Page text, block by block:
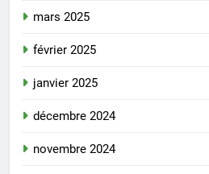
mars 2025
février 2025
janvier 2025
décembre 2024
novembre 2024